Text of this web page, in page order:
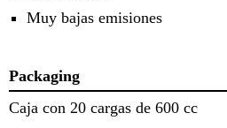
Muy bajas emisiones
Packaging
Caja con 20 cargas de 600 cc